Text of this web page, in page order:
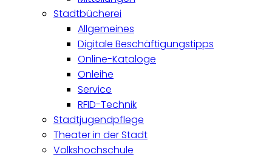
Stadtbücherei
Allgemeines
Digitale Beschäftigungstipps
Online-Kataloge
Onleihe
Service
RFID-Technik
Stadtjugendpflege
Theater in der Stadt
Volkshochschule